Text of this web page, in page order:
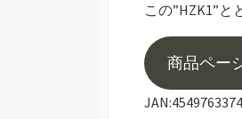
この”HZK1”
商品ペー